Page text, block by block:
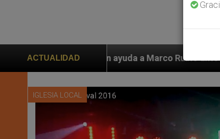
ACTUALIDAD
a Marco Rubio ante persecución de colonos
IGLESIA LOCAL